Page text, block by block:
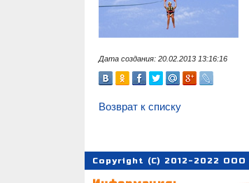
Дата создания: 20.02.2013 13:16:16
Возврат к списку
Copyright (C) 2012-2022